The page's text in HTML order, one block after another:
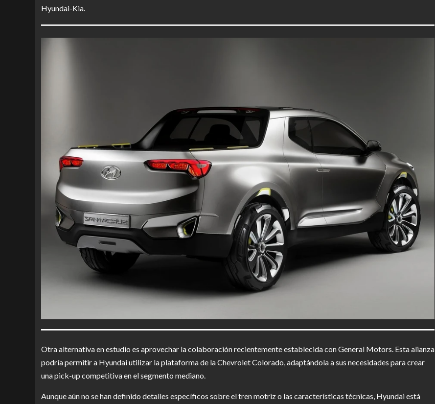
Hyundai-Kia.
Otra alternativa en estudio es aprovechar la colaboración recientemente establecida con General Motors. Esta alianza
podría permitir a Hyundai utilizar la plataforma de la Chevrolet Colorado, adaptándola a sus necesidades para crear
una pick-up competitiva en el segmento mediano.
Aunque aún no se han definido detalles específicos sobre el tren motriz o las características técnicas, Hyundai está